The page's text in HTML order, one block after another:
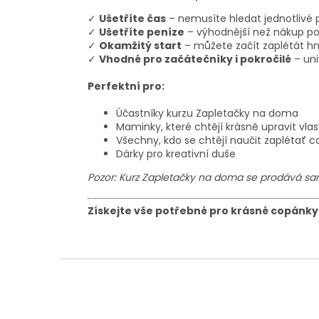
✓ Ušetříte čas – nemusíte hledat jednotlivé
✓ Ušetříte peníze – výhodnější než nákup
✓ Okamžitý start – můžete začít zaplétát
✓ Vhodné pro začátečníky i pokročilé –
Perfektní pro:
Účastníky kurzu Zapletačky na doma
Maminky, které chtějí krásně upravit
Všechny, kdo se chtějí naučit zaplétať
Dárky pro kreativní duše
Pozor: Kurz Zapletačky na doma se prodává
Získejte vše potřebné pro krásné